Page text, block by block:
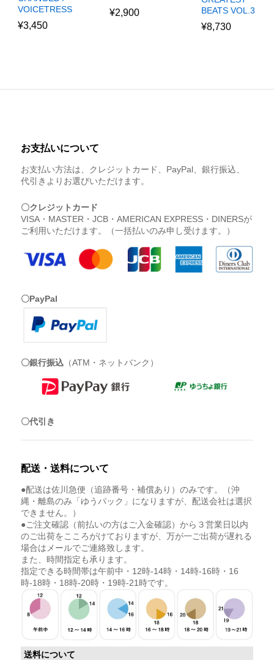
VOICETRESS
¥3,450
¥2,900
BEATS VOL.3
¥8,730
お支払いについて
お支払い方法は、クレジットカード、PayPal、銀行振込、
代引きよりお選びいただけます。
〇クレジットカード
VISA・MASTER・JCB・AMERICAN EXPRESS・DINERSが
ご利用いただけます。（一括払いのみ申し受けます。）
〇PayPal
〇銀行振込 （ATM・ネットバンク）
〇代引き
配送・送料について
●配送は佐川急便（追跡番号・補償あり）のみです。（沖
縄・離島のみ「ゆうパック」になりますが、配送会社は選択
できません。）
●ご注文確認（前払いの方はご入金確認）から３営業日以内
のご出荷をこころがけておりますが、万が一ご出荷が遅れる
場合はメールでご連絡致します。
また、時間指定も承ります。
指定できる時間帯は午前中・12時-14時・14時-16時・16
時-18時・18時-20時・19時-21時です。
送料について